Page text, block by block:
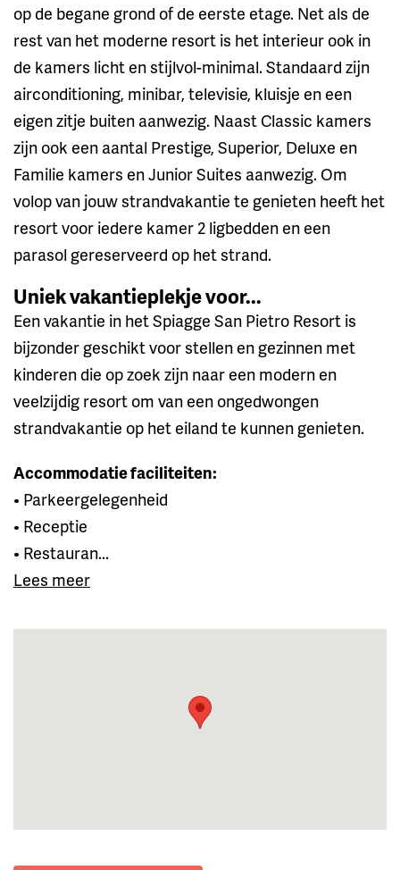
op de begane grond of de eerste etage. Net als de
rest van het moderne resort is het interieur ook in
de kamers licht en stijlvol-minimal. Standaard zijn
airconditioning, minibar, televisie, kluisje en een
eigen zitje buiten aanwezig. Naast Classic kamers
zijn ook een aantal Prestige, Superior, Deluxe en
Familie kamers en Junior Suites aanwezig. Om
volop van jouw strandvakantie te genieten heeft het
resort voor iedere kamer 2 ligbedden en een
parasol gereserveerd op het strand.
Uniek vakantieplekje voor...
Een vakantie in het Spiagge San Pietro Resort is
bijzonder geschikt voor stellen en gezinnen met
kinderen die op zoek zijn naar een modern en
veelzijdig resort om van een ongedwongen
strandvakantie op het eiland te kunnen genieten.
Accommodatie faciliteiten:
• Parkeergelegenheid
• Receptie
• Restauran...
Lees meer